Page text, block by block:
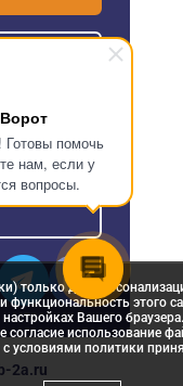
Готовы помочь
нам, если у
вопросы.
2a.ru
только для
функциональность этого
Вашего браузера.
использование
условиями политики